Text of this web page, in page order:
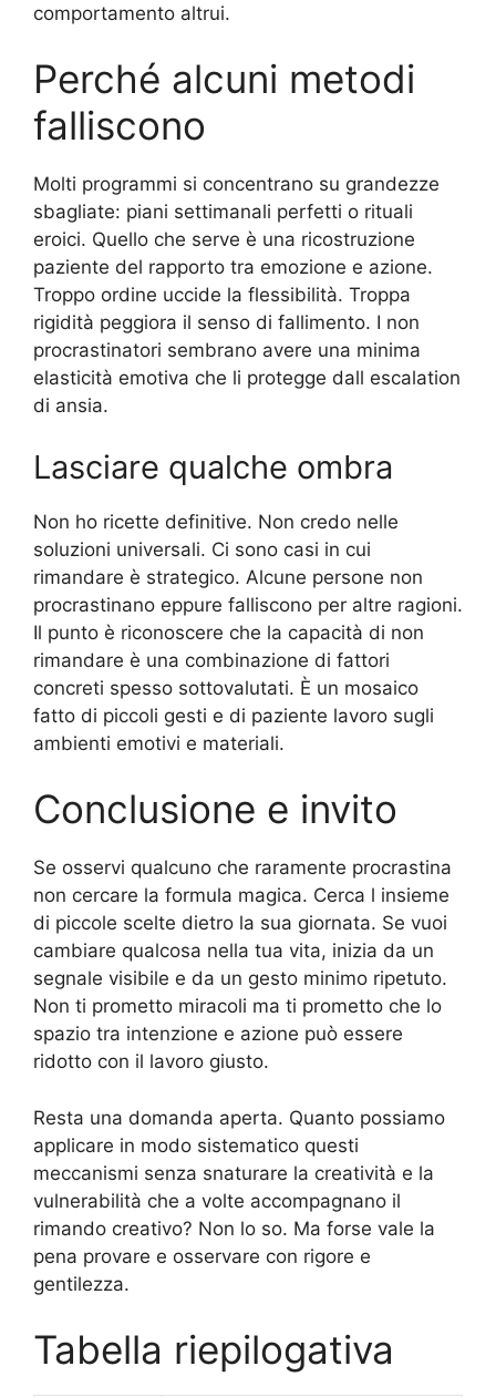
comportamento altrui.
Perché alcuni metodi
falliscono
Molti programmi si concentrano su grandezze
sbagliate: piani settimanali perfetti o rituali
eroici. Quello che serve è una ricostruzione
paziente del rapporto tra emozione e azione.
Troppo ordine uccide la flessibilità. Troppa
rigidità peggiora il senso di fallimento. I non
procrastinatori sembrano avere una minima
elasticità emotiva che li protegge dall escalation
di ansia.
Lasciare qualche ombra
Non ho ricette definitive. Non credo nelle
soluzioni universali. Ci sono casi in cui
rimandare è strategico. Alcune persone non
procrastinano eppure falliscono per altre ragioni.
Il punto è riconoscere che la capacità di non
rimandare è una combinazione di fattori
concreti spesso sottovalutati. È un mosaico
fatto di piccoli gesti e di paziente lavoro sugli
ambienti emotivi e materiali.
Conclusione e invito
Se osservi qualcuno che raramente procrastina
non cercare la formula magica. Cerca l insieme
di piccole scelte dietro la sua giornata. Se vuoi
cambiare qualcosa nella tua vita, inizia da un
segnale visibile e da un gesto minimo ripetuto.
Non ti prometto miracoli ma ti prometto che lo
spazio tra intenzione e azione può essere
ridotto con il lavoro giusto.
Resta una domanda aperta. Quanto possiamo
applicare in modo sistematico questi
meccanismi senza snaturare la creatività e la
vulnerabilità che a volte accompagnano il
rimando creativo? Non lo so. Ma forse vale la
pena provare e osservare con rigore e
gentilezza.
Tabella riepilogativa